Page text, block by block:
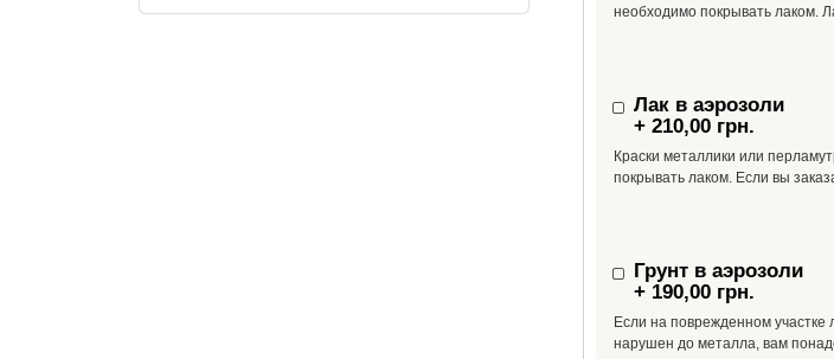
необходимо покрывать лаком.
необходимо больше лака, чем
Лак в аэрозоли
+ 210,00 грн.
Краски металлики или
покрывать лаком. Если вы
На один баллон краски
Грунт в аэрозоли
+ 190,00 грн.
Если на поврежденном участке
нарушен до металла, вам